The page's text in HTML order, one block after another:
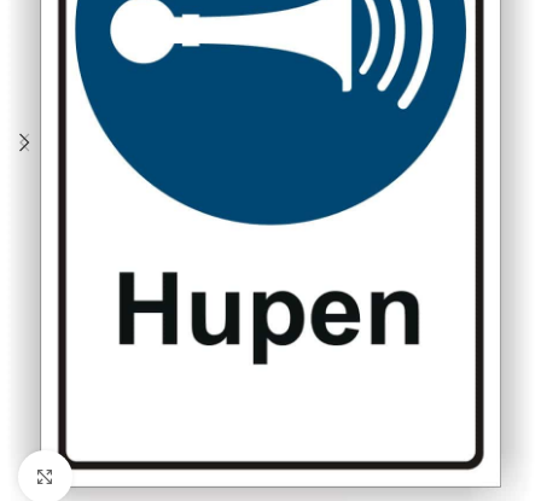
Klicken zum Vergrößern